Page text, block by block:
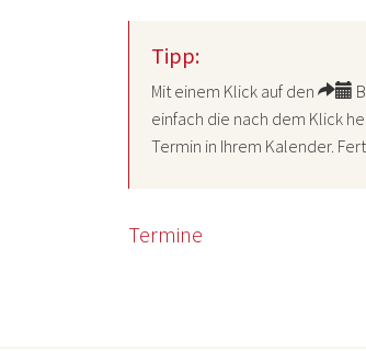
Tipp:
Mit einem Klick auf den
einfach die nach dem Klick
Termin in Ihrem Kalender.
Termine